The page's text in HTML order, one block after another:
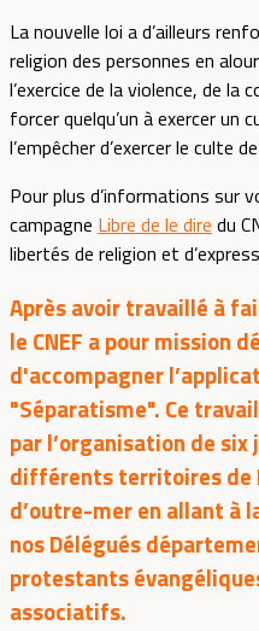
La nouvelle loi a d’ailleurs
religion des personnes en
l’exercice de la violence, de
forcer quelqu’un à exercer un
l’empêcher d’exercer le culte
Pour plus d’informations sur
campagne Libre de le dire du
libertés de religion et
Après avoir travaillé à
le CNEF a pour mission
d'accompagner
"Séparatisme". Ce
par l’organisation de
différents territoires de
d’outre-mer en allant à
nos Délégués
protestants
associatifs.